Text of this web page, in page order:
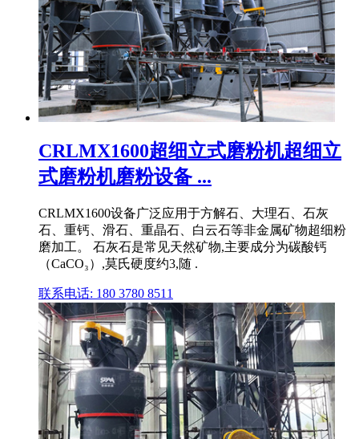
CRLMX1600超细立式磨粉机超细立
式磨粉机磨粉设备 ...
CRLMX1600设备广泛应用于方解石、大理石、石灰
石、重钙、滑石、重晶石、白云石等非金属矿物超细粉
磨加工。 石灰石是常见天然矿物,主要成分为碳酸钙
（CaCO₃）,莫氏硬度约3,随 .
联系电话: 180 3780 8511